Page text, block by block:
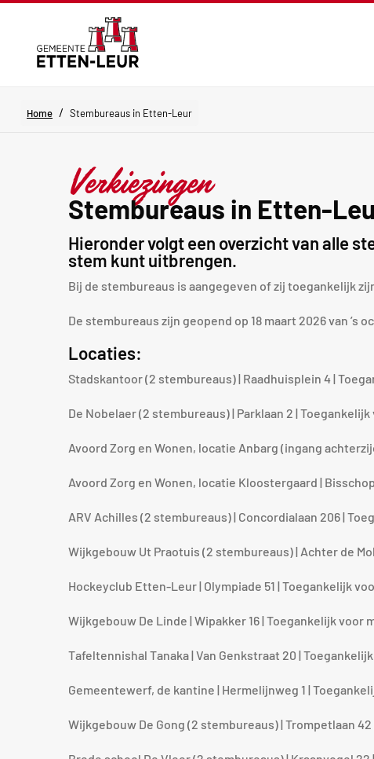
Home / Stembureaus in Etten-Leur
Verkiezingen
Stembureaus in Etten-
Hieronder volgt een overzicht van alle
stem kunt uitbrengen.
Bij de stembureaus is aangegeven of zij toegankelijk
De stembureaus zijn geopend op 18 maart 2026 van ’s
Locaties:
Stadskantoor (2 stembureaus) | Raadhuisplein 4 |
De Nobelaer (2 stembureaus) | Parklaan 2 |
Avoord Zorg en Wonen, locatie Anbarg (ingang
Avoord Zorg en Wonen, locatie Kloostergaard |
ARV Achilles (2 stembureaus) | Concordialaan 206 |
Wijkgebouw Ut Praotuis (2 stembureaus) | Achter de
Hockeyclub Etten-Leur | Olympiade 51 | Toegankelijk
Wijkgebouw De Linde | Wipakker 16 | Toegankelijk voor
Tafeltennishal Tanaka | Van Genkstraat 20 |
Gemeentewerf, de kantine | Hermelijnweg 1 |
Wijkgebouw De Gong (2 stembureaus) | Trompetlaan